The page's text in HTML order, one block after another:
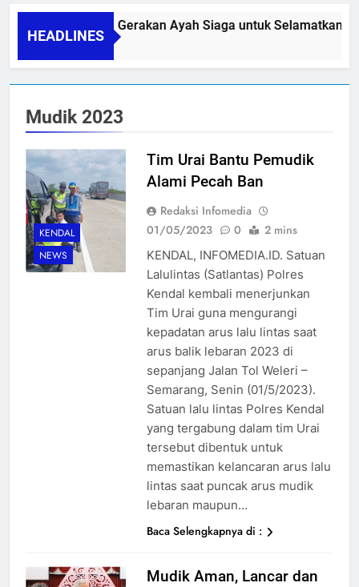
HEADLINES
PAPA SIDINI, Gerakan Ayah Siaga untuk Selamatkan Ibu
06/08/2026
Mudik 2023
KENDAL
NEWS
Tim Urai Bantu Pemudik
Alami Pecah Ban
Redaksi Infomedia
01/05/2023
0 2 mins
KENDAL, INFOMEDIA.ID. Satuan
Lalulintas (Satlantas) Polres
Kendal kembali menerjunkan
Tim Urai guna mengurangi
kepadatan arus lalu lintas saat
arus balik lebaran 2023 di
sepanjang Jalan Tol Weleri –
Semarang, Senin (01/5/2023).
Satuan lalu lintas Polres Kendal
yang tergabung dalam tim Urai
tersebut dibentuk untuk
memastikan kelancaran arus lalu
lintas saat puncak arus mudik
lebaran maupun…
Baca Selengkapnya di :
Mudik Aman, Lancar dan